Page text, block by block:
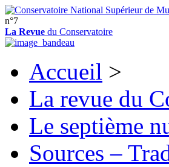
n°7
La Revue du Conservatoire
Accueil >
La revue du
Le septième
Sources –